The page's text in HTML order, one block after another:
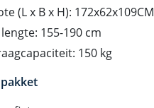
(L x B x H): 172x62x109CM
155-190 cm
150 kg